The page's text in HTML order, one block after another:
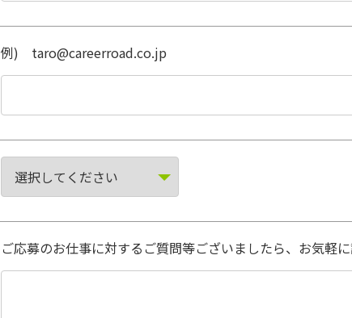
例) taro@careerroad.co.jp
ご応募のお仕事に対するご質問等ございましたら、お気軽